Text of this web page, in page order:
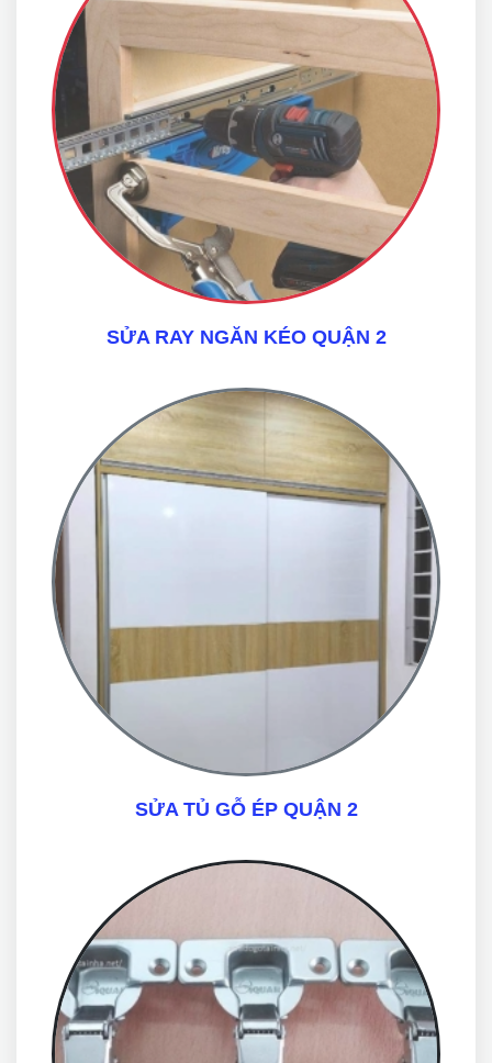
SỬA RAY NGĂN KÉO QUẬN 2
SỬA TỦ GỖ ÉP QUẬN 2